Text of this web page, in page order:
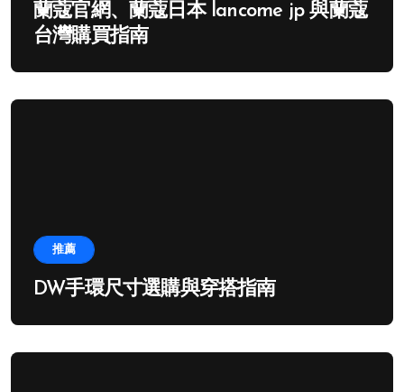
蘭蔻官網、蘭蔻日本 lancome jp 與蘭蔻
台灣購買指南
推薦
DW手環尺寸選購與穿搭指南